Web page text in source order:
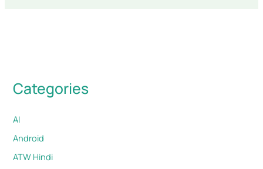
Categories
AI
Android
ATW Hindi